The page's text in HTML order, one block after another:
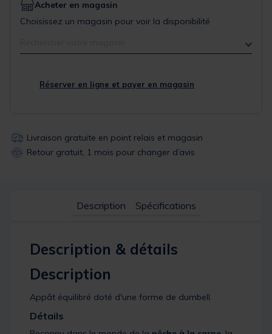
Acheter en magasin
Choisissez un magasin pour voir la disponibilité
Réserver en ligne et payer en magasin
Livraison gratuite en point relais et magasin
Retour gratuit, 1 mois pour changer d’avis
Description Spécifications
Description & détails
Description
Appât équilibré doté d'une forme de dumbell.
Détails